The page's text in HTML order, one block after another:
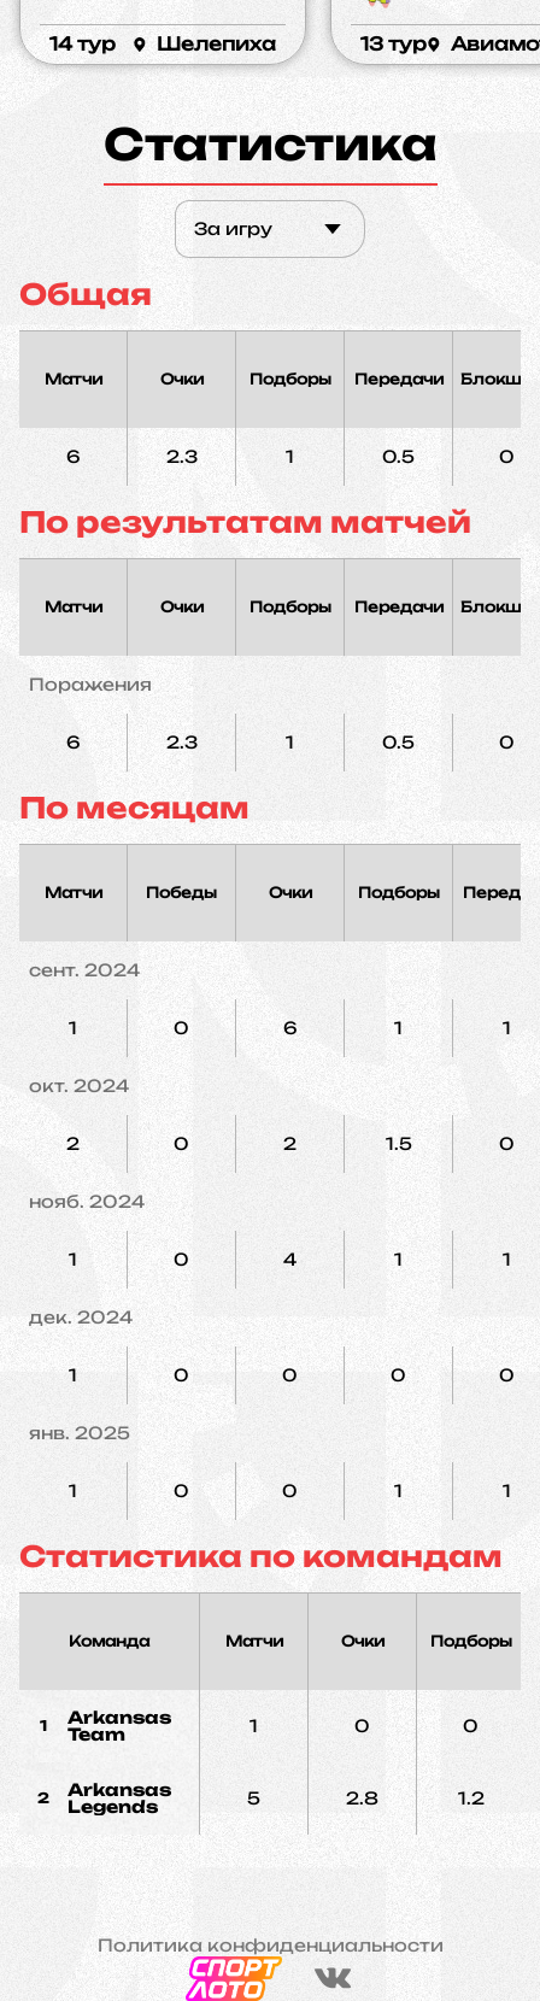
14 тур Шелепиха 13 тур
Статистика
За игру
Общая
Матчи Очки Подборы Передачи
6 2.3 1 0.5 0
По результатам матчей
Матчи Очки Подборы Передачи
Поражения
6 2.3 1 0.5 0
По месяцам
Матчи Победы Очки Подборы
сент. 2024
1 0 6 1 1
окт. 2024
2 0 2 1.5 0
нояб. 2024
1 0 4 1 1
дек. 2024
1 0 0 0 0
янв. 2025
1 0 0 1 1
Статистика по командам
Команда Матчи Очки Подборы
1
Arkansas
Team
1 0 0
2
Arkansas
Legends
5 2.8 1.2
Политика конфиденциальности